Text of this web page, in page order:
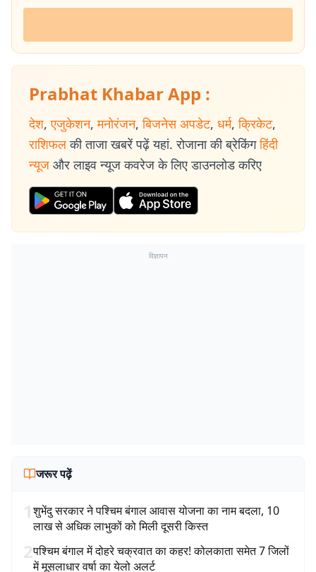
Prabhat Khabar App :
देश, एजुकेशन, मनोरंजन, बिजनेस अपडेट, धर्म, क्रिकेट,
राशिफल की ताजा खबरें पढ़ें यहां. रोजाना की ब्रेकिंग हिंदी
न्यूज और लाइव न्यूज कवरेज के लिए डाउनलोड करिए
विज्ञापन
जरूर पढ़ें
1शुभेंदु सरकार ने पश्चिम बंगाल आवास योजना का नाम बदला, 10
लाख से अधिक लाभुकों को मिली दूसरी किस्त
2पश्चिम बंगाल में दोहरे चक्रवात का कहर! कोलकाता समेत 7 जिलों
में मूसलाधार वर्षा का येलो अलर्ट